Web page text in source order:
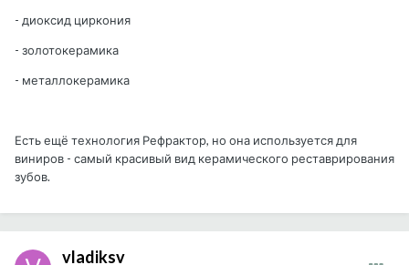
- диоксид циркония
- золотокерамика
- металлокерамика
Есть ещё технология Рефрактор, но она используется для
виниров - самый красивый вид керамического реставрирования
зубов.
vladiksv